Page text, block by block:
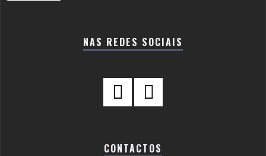
NAS REDES SOCIAIS
CONTACTOS